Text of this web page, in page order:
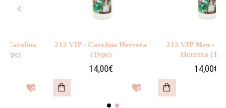
212 VIP - Carolina Herrera
(Type)
14,00€
212 VIP Men -
Herrera (Type)
14,00€